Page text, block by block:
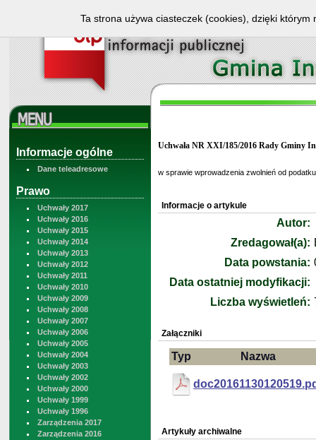
Informacje ogólne
Dane teleadresowe
Prawo
Uchwały 2017
Uchwały 2016
Uchwały 2015
Uchwały 2014
Uchwały 2013
Uchwały 2012
Uchwały 2011
Uchwały 2010
Uchwały 2009
Uchwały 2008
Uchwały 2007
Uchwały 2006
Uchwały 2005
Uchwały 2004
Uchwały 2003
Uchwały 2002
Uchwały 2000
Uchwały 1999
Uchwały 1996
Zarządzenia 2017
Zarządzenia 2016
Uchwała NR XXI/185/2016 Rady Gminy
w sprawie wprowadzenia zwolnień od
Informacje o artykule
Autor:
Zredagował(a):
Data powstania:
Data ostatniej modyfikacji:
Liczba wyświetleń:
Załączniki
Typ Nazwa
Artykuły archiwalne
Ta strona używa ciasteczek (cookies), dzięki którym